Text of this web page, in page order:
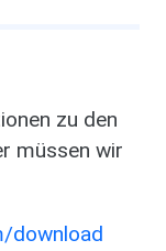
zu den
müssen wir
download